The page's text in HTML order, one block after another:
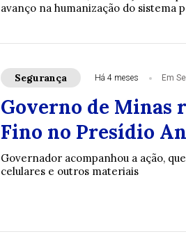
avanço na humanização do sistema
Segurança Há 4 meses Em
Governo de Minas
Fino no Presídio
Governador acompanhou a ação,
celulares e outros materiais